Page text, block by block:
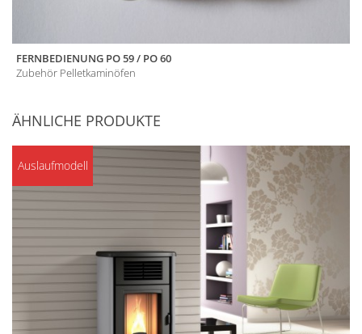
FERNBEDIENUNG PO 59 / PO 60
Zubehör Pelletkaminöfen
ÄHNLICHE PRODUKTE
Auslaufmodell